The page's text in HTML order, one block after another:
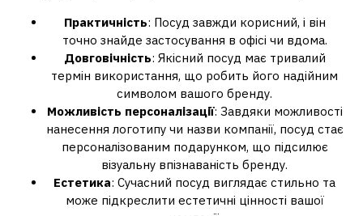
Практичність: Посуд завжди корисний, і він
точно знайде застосування в офісі чи вдома.
Довговічність: Якісний посуд має тривалий
термін використання, що робить його надійним
символом вашого бренду.
Можливість персоналізації: Завдяки можливості
нанесення логотипу чи назви компанії, посуд стає
персоналізованим подарунком, що підсилює
візуальну впізнаваність бренду.
Естетика: Сучасний посуд виглядає стильно та
може підкреслити естетичні цінності вашої